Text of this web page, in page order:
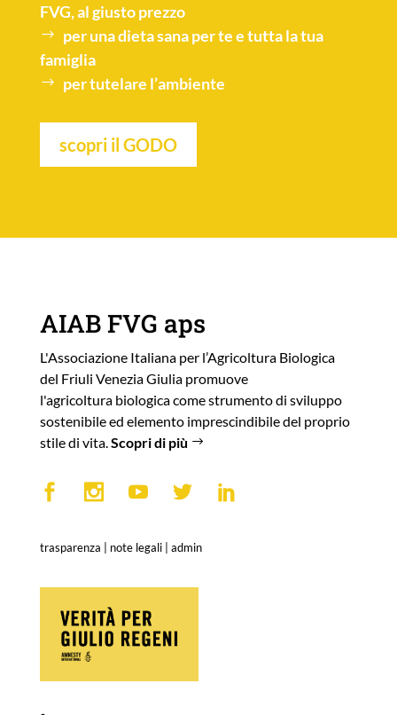
FVG, al giusto prezzo
per unadieta sanaper te e tutta la tua
famiglia
per tutelare l’ambiente
scopri il GODO
AIAB FVG aps
L'Associazione Italiana per l’Agricoltura Biologica
del Friuli Venezia Giulia promuove
l'agricoltura biologica come strumento di sviluppo
sostenibile ed elemento imprescindibile del proprio
stile di vita.Scopri di più
trasparenza note legali| admin